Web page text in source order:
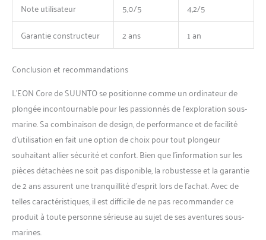
Note utilisateur
5,0/5
4,2/5
Garantie constructeur
2 ans 1 an
Conclusion et recommandations
L’EON Core de SUUNTO se positionne comme un ordinateur de
plongée incontournable pour les passionnés de l’exploration sous-
marine. Sa combinaison de design, de performance et de facilité
d’utilisation en fait une option de choix pour tout plongeur
souhaitant allier sécurité et confort. Bien que l’information sur les
pièces détachées ne soit pas disponible, la robustesse et la garantie
de 2 ans assurent une tranquillité d’esprit lors de l’achat. Avec de
telles caractéristiques, il est difficile de ne pas recommander ce
produit à toute personne sérieuse au sujet de ses aventures sous-
marines.